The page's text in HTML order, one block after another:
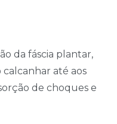
da fáscia plantar,
até aos
de choques e